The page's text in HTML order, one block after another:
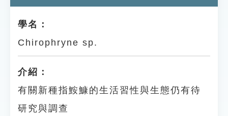
遊戲專區
教學應用
貓頭鷹博士
學名：
Chirophryne sp.
介紹：
有關新種指鮟鱇的生活習性與生態仍有待
研究與調查